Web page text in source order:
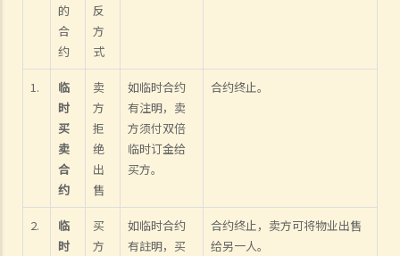
的
合
约
反
方
式
1.
临
时
买
卖
合
约
卖
方
拒
绝
出
售
如临时合约
有注明，卖
方须付双倍
临时订金给
买方。
合约终止。
2.
临
时
买
方
如临时合约
有註明，买
合约终止，卖方可将物业出售
给另一人。